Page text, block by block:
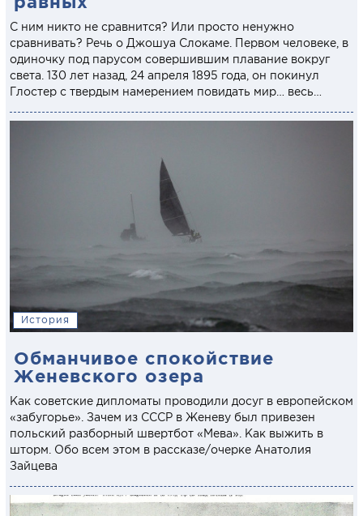
С ним никто не сравнится? Или просто ненужно
сравнивать? Речь о Джошуа Слокаме. Первом человеке, в
одиночку под парусом совершившим плавание вокруг
света. 130 лет назад, 24 апреля 1895 года, он покинул
Глостер с твердым намерением повидать мир… весь…
История
Обманчивое спокойствие
Женевского озера
Как советские дипломаты проводили досуг в европейском
«забугорье». Зачем из СССР в Женеву был привезен
польский разборный швертбот «Мева». Как выжить в
шторм. Обо всем этом в рассказе/очерке Анатолия
Зайцева